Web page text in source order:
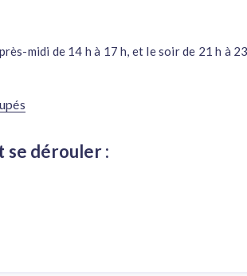
midi de 14 h à 17 h, et le soir de 21 h à
se dérouler :